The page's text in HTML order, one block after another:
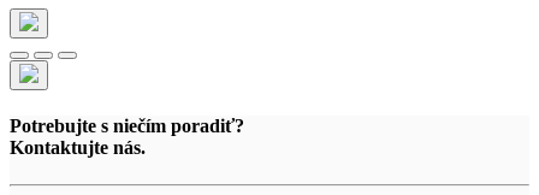
Potrebujte s niečím poradiť?
Kontaktujte nás.